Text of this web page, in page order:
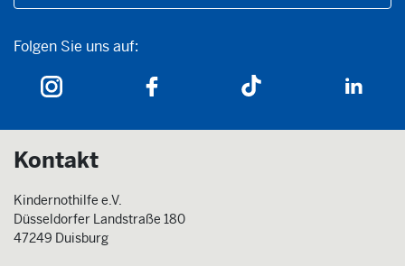
Folgen Sie uns auf:
Folgen Sie uns auf:
Kontakt
Kindernothilfe e.V.
Düsseldorfer Landstraße 180
47249 Duisburg